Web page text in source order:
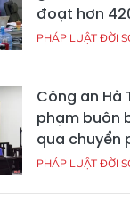
đoạt hơn
PHÁP LUẬT ĐỜI
Công an Hà
phạm buôn
qua chuyển
PHÁP LUẬT ĐỜI